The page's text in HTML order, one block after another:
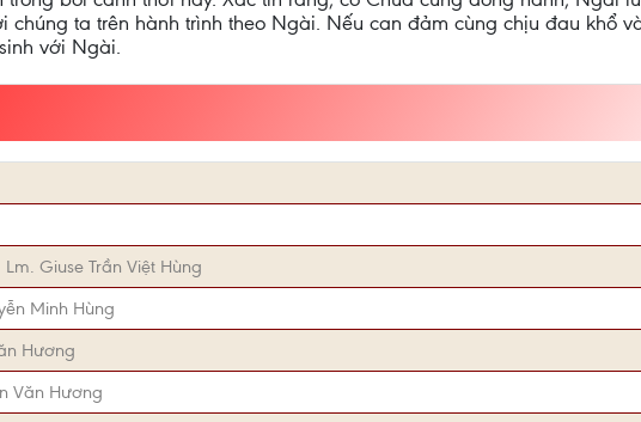
ta trên hành trình theo Ngài. Nếu can đảm cùng chịu đau khổ
với Ngài.
Lm. Giuse Trần Việt Hùng
Minh Hùng
Hương
Văn Hương